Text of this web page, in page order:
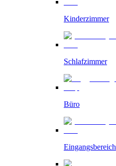
Kinderzimmer
Schlafzimmer
Büro
Eingangsbereich